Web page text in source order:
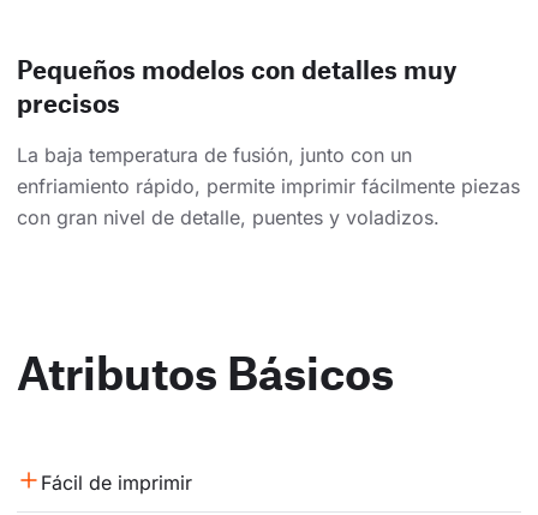
Pequeños modelos con detalles muy
precisos
La baja temperatura de fusión, junto con un
enfriamiento rápido, permite imprimir fácilmente piezas
con gran nivel de detalle, puentes y voladizos.
Atributos Básicos
Fácil de imprimir